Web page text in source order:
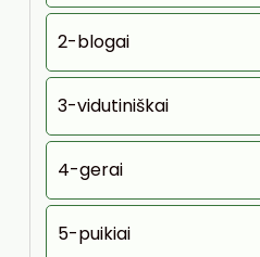
2-blogai
3-vidutiniškai
4-gerai
5-puikiai